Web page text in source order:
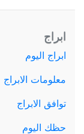
ابراج
ابراج اليوم
معلومات الابراج
توافق الابراج
حظك اليوم